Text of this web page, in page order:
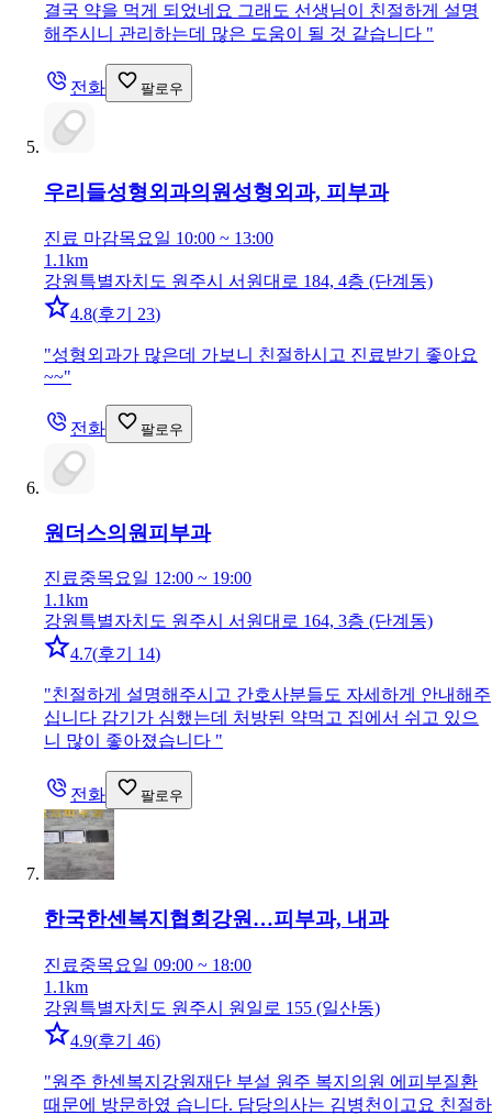
결국 약을 먹게 되었네요 그래도 선생님이 친절하게 설명
해주시니 관리하는데 많은 도움이 될 것 같습니다 "
전화 팔로우
우리들성형외과의원 성형외과, 피부과
진료 마감목요일 10:00 ~ 13:00
1.1km
강원특별자치도 원주시 서원대로 184, 4층 (단계동)
4.8(후기 23)
"성형외과가 많은데 가보니 친절하시고 진료받기 좋아요
~~"
전화 팔로우
원더스의원 피부과
진료중목요일 12:00 ~ 19:00
1.1km
강원특별자치도 원주시 서원대로 164, 3층 (단계동)
4.7(후기 14)
"친절하게 설명해주시고 간호사분들도 자세하게 안내해주
십니다 감기가 심했는데 처방된 약먹고 집에서 쉬고 있으
니 많이 좋아졌습니다 "
전화 팔로우
한국한센복지협회강원…피부과, 내과
진료중목요일 09:00 ~ 18:00
1.1km
강원특별자치도 원주시 원일로 155 (일산동)
4.9(후기 46)
"원주 한센복지강원재단 부설 원주 복지의원 에피부질환
때문에 방문하였 습니다. 담당의사는 김병천이고요 친절하